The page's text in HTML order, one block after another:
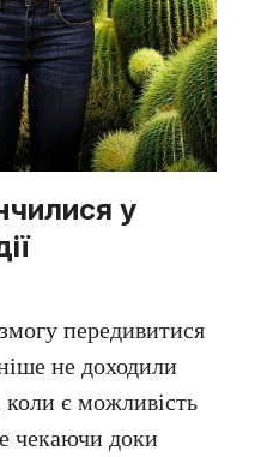
у
передивитися
не доходили
є можливість
чекаючи доки